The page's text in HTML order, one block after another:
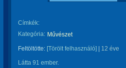
Címkék:
Kategória: Művészet
Feltöltötte: [Törölt felhasználó] 12 éve
Látta 91 ember.